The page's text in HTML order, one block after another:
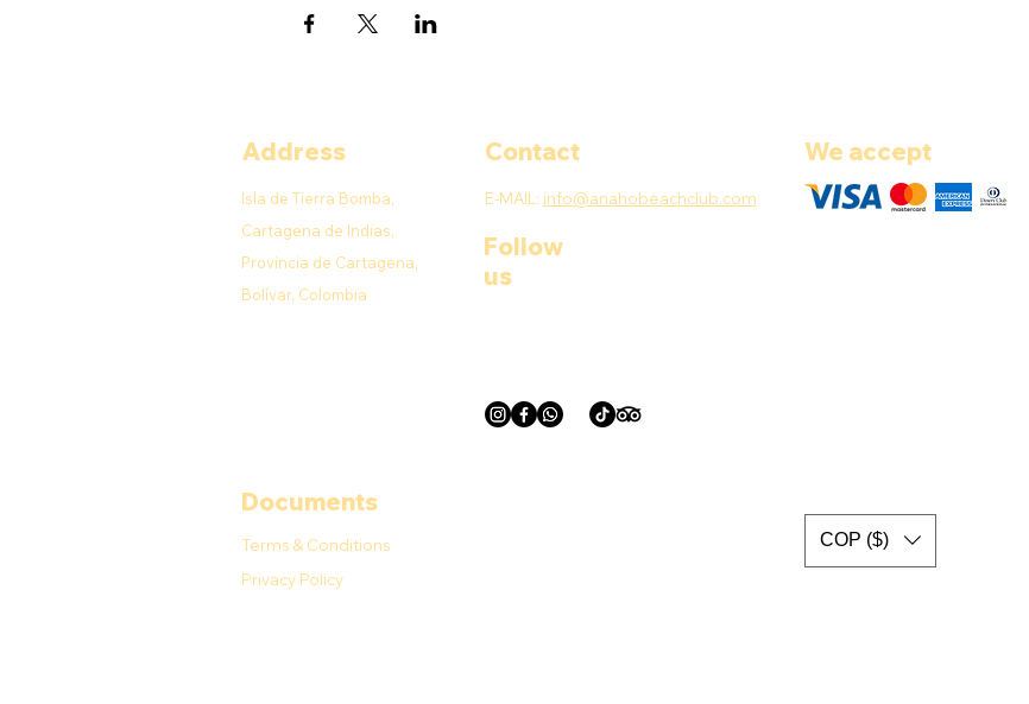
Address
Isla de Tierra Bomba,
Cartagena de Indias,
Provincia de Cartagena,
Bolívar, Colombia
Contact
E-MAIL: info@anahobeachclub.com
Follow
us
We accept
Documents
Terms & Conditions COP ($)
Privacy Policy